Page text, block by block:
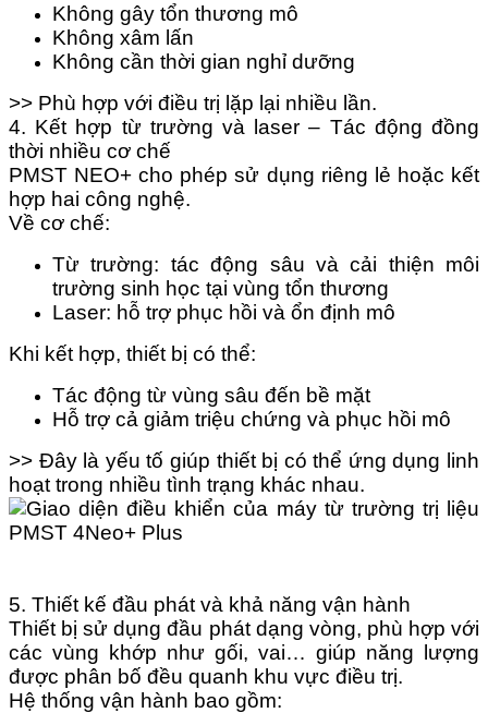
Không gây tổn thương mô
Không xâm lấn
Không cần thời gian nghỉ dưỡng
>> Phù hợp với điều trị lặp lại nhiều lần.
4. Kết hợp từ trường và laser – Tác động đồng
thời nhiều cơ chế
PMST NEO+ cho phép sử dụng riêng lẻ hoặc kết
hợp hai công nghệ.
Về cơ chế:
Từ trường: tác động sâu và cải thiện môi
trường sinh học tại vùng tổn thương
Laser: hỗ trợ phục hồi và ổn định mô
Khi kết hợp, thiết bị có thể:
Tác động từ vùng sâu đến bề mặt
Hỗ trợ cả giảm triệu chứng và phục hồi mô
>> Đây là yếu tố giúp thiết bị có thể ứng dụng linh
hoạt trong nhiều tình trạng khác nhau.
5. Thiết kế đầu phát và khả năng vận hành
Thiết bị sử dụng đầu phát dạng vòng, phù hợp với
các vùng khớp như gối, vai… giúp năng lượng
được phân bố đều quanh khu vực điều trị.
Hệ thống vận hành bao gồm: